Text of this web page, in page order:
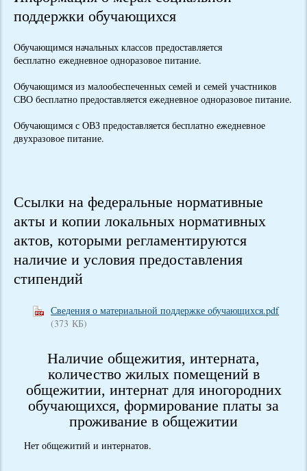
поддержки обучающихся
Обучающимся начальных классов предоставляется
бесплатно ежедневное одноразовое питание.
Обучающимся из малообеспеченных семей и семей участников
СВО бесплатно предоставляется ежедневное одноразовое питание.
Обучающимся с ОВЗ предоставляется бесплатно ежедневное
двухразовое питание.
Ссылки на федеральные нормативные
акты и копии локальных нормативных
актов, которыми регламентируются
наличие и условия предоставления
стипендий
Сведения о материальной поддержке обучающихся.pdf
(373 КБ)
Наличие общежития, интерната,
количество жилых помещений в
общежитии, интернат для иногородних
обучающихся, формирование платы за
проживание в общежитии
Нет общежитий и интернатов.